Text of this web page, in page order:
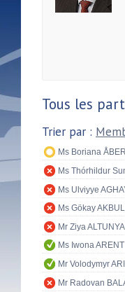
Tous les
Trier par :
Ms Boriana
Ms Thórhildur
Ms Ulviyye
Ms Gökay
Mr Ziya
Ms Iwona ARENT
Mr Volodymyr
Mr Radovan